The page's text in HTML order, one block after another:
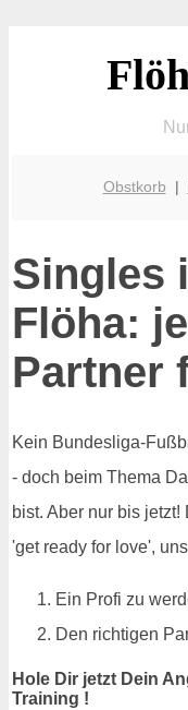
Obstkorb |
Singles
Flöha:
Partner
Kein Bundesliga-
- doch beim Thema
bist. Aber nur bis
'get ready for love',
Ein Profi zu
Den richtigen
Hole Dir jetzt Dein
Training !